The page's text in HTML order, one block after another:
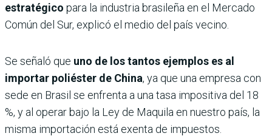
estratégico para la industria brasileña en el Mercado
Común del Sur, explicó el medio del país vecino.
Se señaló que uno de los tantos ejemplos es al
importar poliéster de China, ya que una empresa con
sede en Brasil se enfrenta a una tasa impositiva del 18
%, y al operar bajo la Ley de Maquila en nuestro país, la
misma importación está exenta de impuestos.